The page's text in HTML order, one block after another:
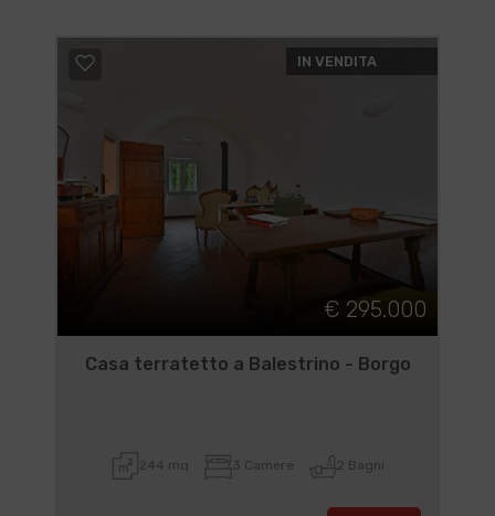
IN VENDITA
€ 295.000
Casa terratetto a Balestrino - Borgo
244 mq 3 Camere 2 Bagni